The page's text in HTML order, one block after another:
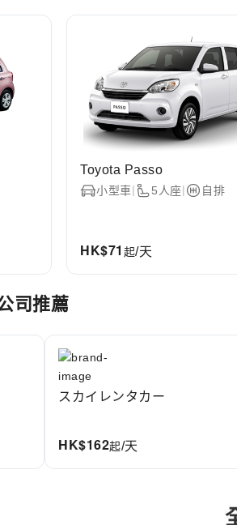
Toyota Passo
小型車| 5人座| 自排
HK$71 起/天
司推薦
スカイレンタカー
HK$162起/天